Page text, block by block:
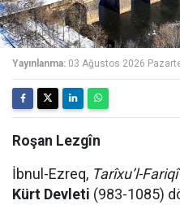
Yayınlanma: 03 Ağustos 2026
Roşan Lezgîn
İbnul-Ezreq, Tarîxu’l-Fariqî
Kürt Devleti (983-1085)